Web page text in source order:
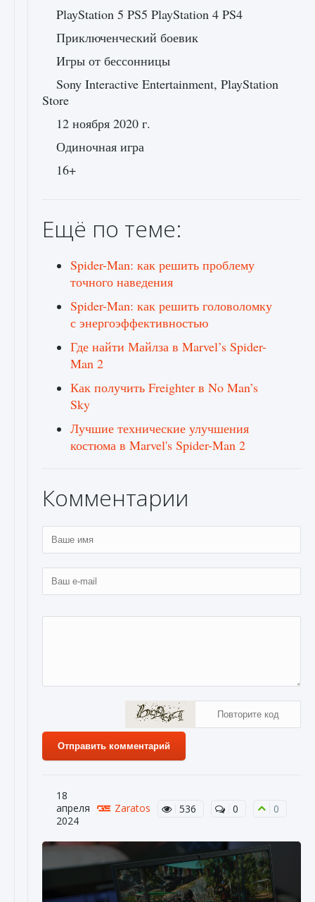
PlayStation 5 PS5 PlayStation 4 PS4
Приключенческий боевик
Игры от бессонницы
Sony Interactive Entertainment, PlayStation
Store
12 ноября 2020 г.
Одиночная игра
16+
Ещё по теме:
Spider-Man: как решить проблему
точного наведения
Spider-Man: как решить головоломку
с энергоэффективностью
Где найти Майлза в Marvel’s Spider-
Man 2
Как получить Freighter в No Man’s
Sky
Лучшие технические улучшения
костюма в Marvel's Spider-Man 2
Комментарии
Отправить комментарий
18
апреля
2024
Zaratos 536 0 0